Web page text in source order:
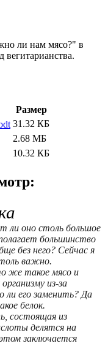
ли нам мясо?" в
вегитарианства.
Размер
31.32 КБ
2.68 МБ
10.32 КБ
ли оно столь большое
большинство
без него? Сейчас я
важно.
же такое мясо и
из-за
ли его заменить? Да
белок.
состоящая из
делятся на
заключается